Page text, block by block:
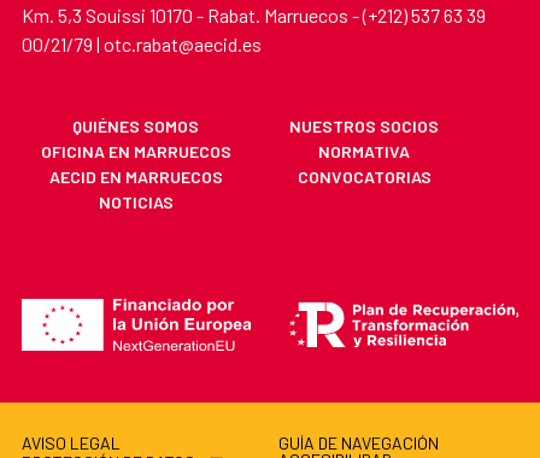
Km. 5,3 Souissi 10170 - Rabat. Marruecos - (+212) 537 63 39
00/21/79 | otc.rabat@aecid.es
QUIÉNES SOMOS
NUESTROS SOCIOS
OFICINA EN MARRUECOS
NORMATIVA
AECID EN MARRUECOS
CONVOCATORIAS
NOTICIAS
AVISO LEGAL
GUÍA DE NAVEGACIÓN